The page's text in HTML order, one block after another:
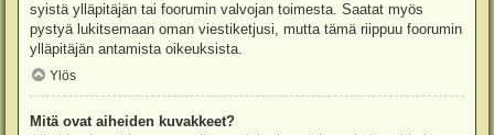
syistä ylläpitäjän tai foorumin valvojan toimesta. Saatat myös
pystyä lukitsemaan oman viestiketjusi, mutta tämä riippuu foorumin
ylläpitäjän antamista oikeuksista.
Ylös
Mitä ovat aiheiden kuvakkeet?